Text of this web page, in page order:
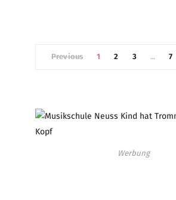
Previous 1 2 3 … 7
Werbung